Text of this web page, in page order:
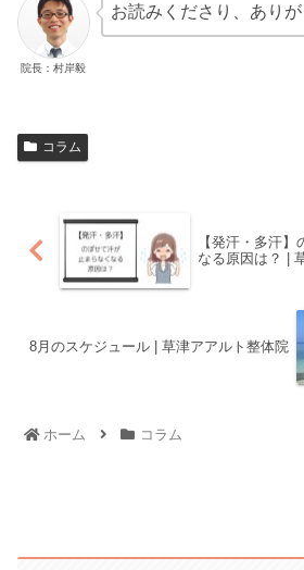
院長：村岸毅
お読みくださり、あり
コラム
【発汗・多汗】
なる原因は？ |
8月のスケジュール | 草津アアルト整体院
ホーム コラム